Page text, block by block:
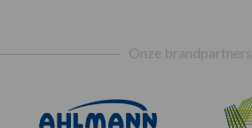
Onze brandpartners